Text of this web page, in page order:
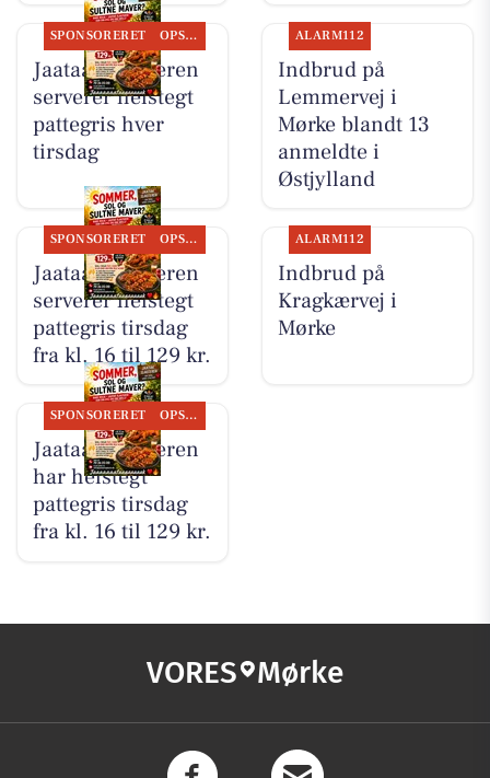
SPONSORERET OPSLAGSTAVLEN
Jaataak Slagteren
serverer helstegt
pattegris hver
tirsdag
ALARM112
Indbrud på
Lemmervej i
Mørke blandt 13
anmeldte i
Østjylland
SPONSORERET OPSLAGSTAVLEN
Jaataak Slagteren
serverer helstegt
pattegris tirsdag
fra kl. 16 til 129 kr.
ALARM112
Indbrud på
Kragkærvej i
Mørke
SPONSORERET OPSLAGSTAVLEN
Jaataak Slagteren
har helstegt
pattegris tirsdag
fra kl. 16 til 129 kr.
VORES Mørke